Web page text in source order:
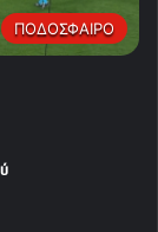
ΠΟΔΟΣΦΑΙΡΟ